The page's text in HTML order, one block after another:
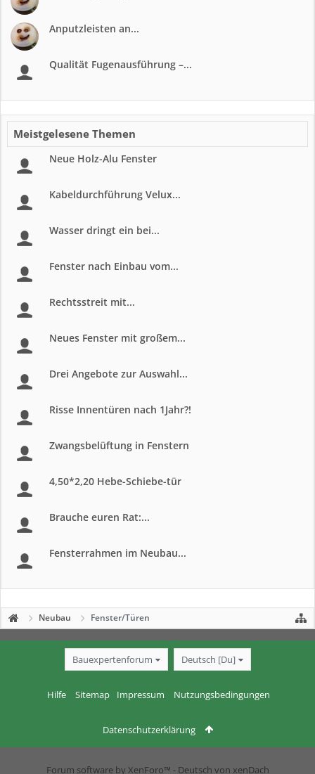
Anputzleisten an...
Qualität Fugenausführung –...
Meistgelesene Themen
Neue Holz-Alu Fenster
Kabeldurchführung Velux...
Wasser dringt ein bei...
Fenster nach Einbau vom...
Rechtsstreit mit...
Neues Fenster mit großem...
Drei Angebote zur Auswahl...
Risse Innentüren nach 1Jahr?!
Zwangsbelüftung in Fenstern
4,50*2,20 Hebe-Schiebe-tür
Brauche euren Rat:...
Fensterrahmen im Neubau...
Neubau Fenster/Türen
Bauexpertenforum Deutsch [Du]
Hilfe Sitemap Impressum Nutzungsbedingungen
Datenschutzerklärung
Forum software by XenForo™ - Deutsch von xenDach